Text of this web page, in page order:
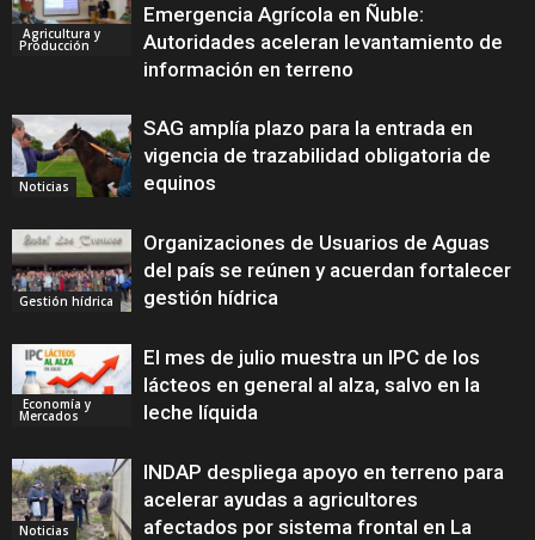
Agricultura y
Producción
Emergencia Agrícola en Ñuble:
Autoridades aceleran levantamiento de
información en terreno
Noticias
SAG amplía plazo para la entrada en
vigencia de trazabilidad obligatoria de
equinos
Gestión hídrica
Organizaciones de Usuarios de Aguas
del país se reúnen y acuerdan fortalecer
gestión hídrica
Economía y
Mercados
El mes de julio muestra un IPC de los
lácteos en general al alza, salvo en la
leche líquida
Noticias
INDAP despliega apoyo en terreno para
acelerar ayudas a agricultores
afectados por sistema frontal en La